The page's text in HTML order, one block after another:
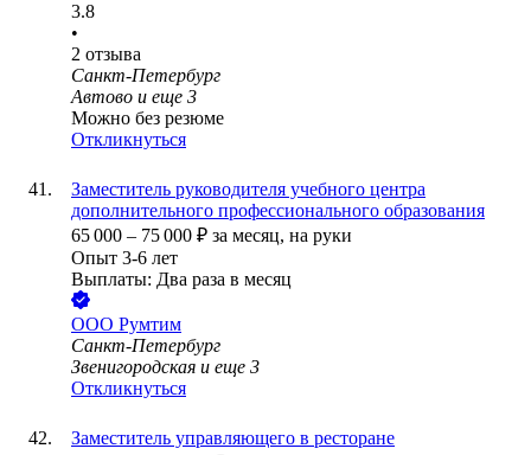
3.8
•
2 отзыва
Санкт-Петербург
Автово и еще 3
Можно без резюме
Откликнуться
Заместитель руководителя учебного центра
дополнительного профессионального образования
65 000 – 75 000 ₽ за месяц, на руки
Опыт 3-6 лет
Выплаты: Два раза в месяц
ООО Румтим
Санкт-Петербург
Звенигородская и еще 3
Откликнуться
Заместитель управляющего в ресторане